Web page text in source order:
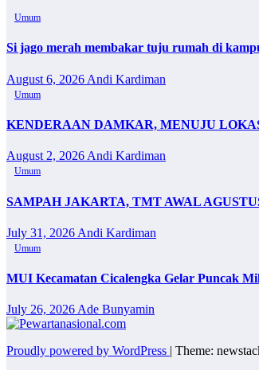
Umum
Si jago merah membakar tuju rumah di
August 6, 2026 Andi Kardiman
Umum
KENDERAAN DAMKAR, MENUJU
August 2, 2026 Andi Kardiman
Umum
SAMPAH JAKARTA, TMT AWAL
July 31, 2026 Andi Kardiman
Umum
MUI Kecamatan Cicalengka Gelar Puncak
July 26, 2026 Ade Bunyamin
Proudly powered by WordPress | Theme: